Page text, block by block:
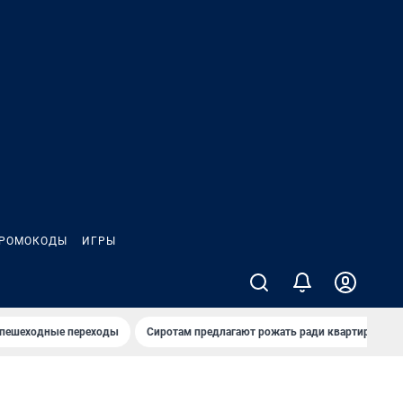
ИГРЫ
переходы Сиротам предлагают рожать ради квартиры